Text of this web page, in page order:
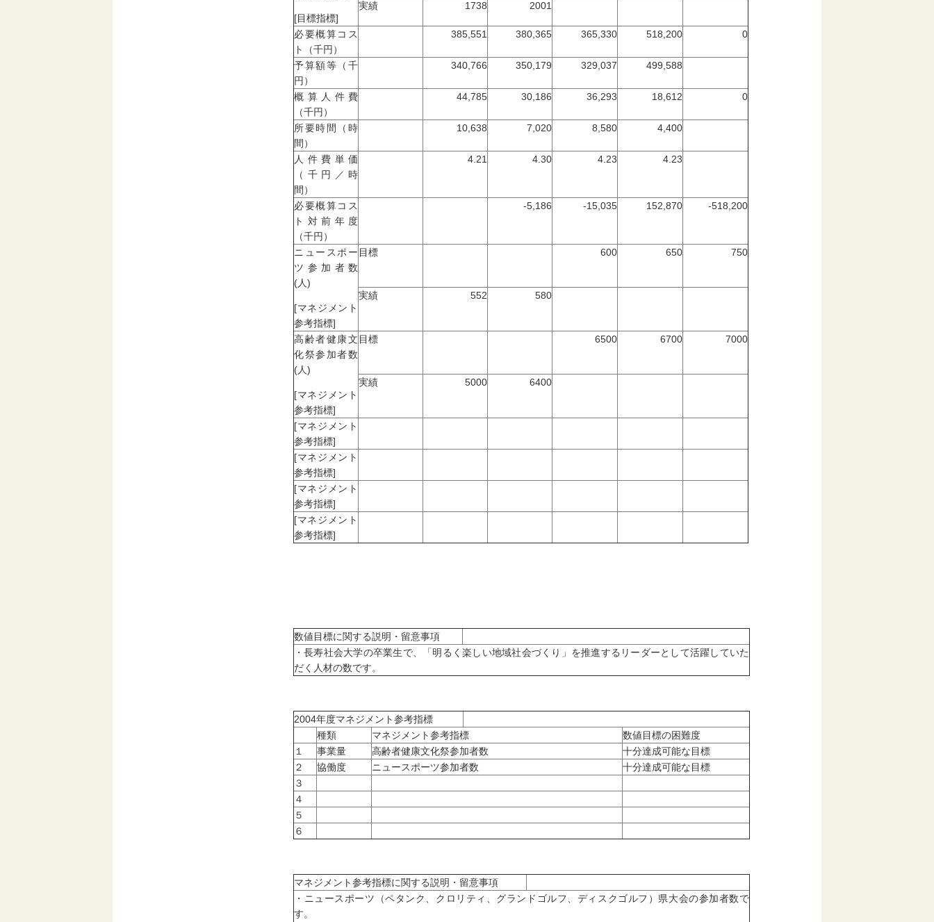
[目標指標]
実績 1738 2001
必要概算コス
ト（千円）
385,551 380,365 365,330 518,200 0
予算額等（千
円）
340,766 350,179 329,037 499,588
概算人件費
（千円）
44,785 30,186 36,293 18,612 0
所要時間（時
間）
10,638 7,020 8,580 4,400
人件費単価
（千円／時
間）
4.21 4.30 4.23 4.23
必要概算コス
ト対前年度
（千円）
-5,186 -15,035 152,870 -518,200
ニュースポー
ツ参加者数
(人)
[マネジメント
参考指標]
目標 600 650 750
実績 552 580
高齢者健康文
化祭参加者数
(人)
[マネジメント
参考指標]
目標 6500 6700 7000
実績 5000 6400
[マネジメント
参考指標]
[マネジメント
参考指標]
[マネジメント
参考指標]
[マネジメント
参考指標]
数値目標に関する説明・留意事項
・長寿社会大学の卒業生で、「明るく楽しい地域社会づくり」を推進するリーダーとして活躍していた
だく人材の数です。
2004年度マネジメント参考指標
種類
マネジメント参考指標
数値目標の困難度
１
事業量 高齢者健康文化祭参加者数
十分達成可能な目標
２
協働度 ニュースポーツ参加者数
十分達成可能な目標
３
４
５
６
マネジメント参考指標に関する説明・留意事項
・ニュースポーツ（ペタンク、クロリティ、グランドゴルフ、ディスクゴルフ）県大会の参加者数で
す。